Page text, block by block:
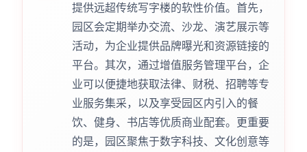
提供远超传统写字楼的软性价值。首先，
园区会定期举办交流、沙龙、演艺展示等
活动，为企业提供品牌曝光和资源链接的
平台。其次，通过增值服务管理平台，企
业可以便捷地获取法律、财税、招聘等专
业服务集采，以及享受园区内引入的餐
饮、健身、书店等优质商业配套。更重要
的是，园区聚焦于数字科技、文化创意等